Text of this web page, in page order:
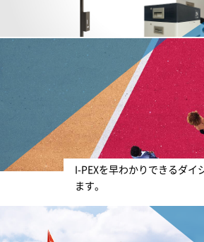
I-PEXを早わかりできるダイ
ます。